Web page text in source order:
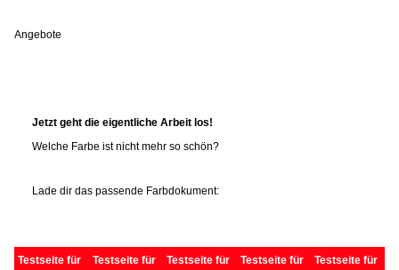
Angebote
Jetzt geht die eigentliche Arbeit los!
Welche Farbe ist nicht mehr so schön?
Lade dir das passende Farbdokument:
Testseite für
Testseite für
Testseite für
Testseite für
Testseite für